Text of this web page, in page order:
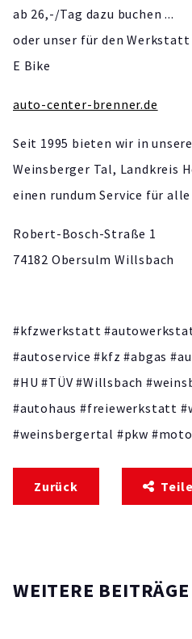
ab 26,-/Tag dazu buchen ...
oder unser für den
E Bike
auto-center-brenner.de
Seit 1995 bieten wir in
Weinsberger Tal, Landkreis
einen rundum Service für
Robert-Bosch-Straße 1
74182 Obersulm Willsbach
#kfzwerkstatt
#autoservice #kfz #abgas
#HU #TÜV #Willsbach
#autohaus #freiewerkstatt
#weinsbergertal #pkw
Zurück
WEITERE BEITRÄGE